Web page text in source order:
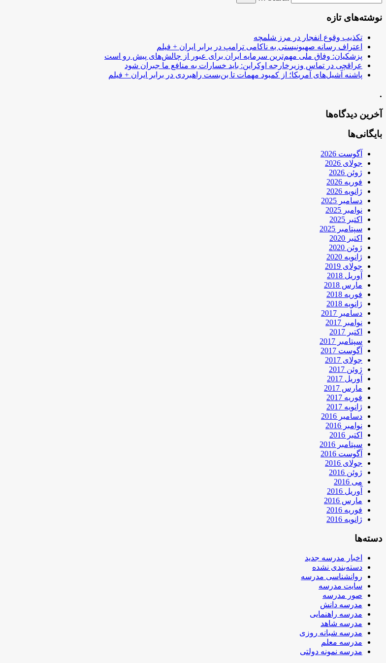
نوشته‌های تازه
تکذیب وقوع انفجار در مرز شلمچه
اعتراف رسانه صهیونیستی به ناکامی ترامپ در برابر ایران + فیلم
پزشکیان: وفاق ملی مهم‌ترین سرمایه ایران برای عبور از چالش‌های پیش رو است
عراقچی در تماس وزیرخارجه اوکراین: باید خسارات به منافع ما جبران شود
پاشنه آشیل‌های آمریکا؛ از کمبود مهمات تا بن‌بست راهبردی در برابر ایران + فیلم
.
آخرین دیدگاه‌ها
بایگانی‌ها
آگوست 2026
جولای 2026
ژوئن 2026
فوریه 2026
ژانویه 2026
دسامبر 2025
نوامبر 2025
اکتبر 2025
سپتامبر 2025
اکتبر 2020
ژوئن 2020
ژانویه 2020
جولای 2019
آوریل 2018
مارس 2018
فوریه 2018
ژانویه 2018
دسامبر 2017
نوامبر 2017
اکتبر 2017
سپتامبر 2017
آگوست 2017
جولای 2017
ژوئن 2017
آوریل 2017
مارس 2017
فوریه 2017
ژانویه 2017
دسامبر 2016
نوامبر 2016
اکتبر 2016
سپتامبر 2016
آگوست 2016
جولای 2016
ژوئن 2016
می 2016
آوریل 2016
مارس 2016
فوریه 2016
ژانویه 2016
دسته‌ها
اخبار مدرسه جدید
دسته‌بندی نشده
روانشناسی مدرسه
سایت مدرسه
صور مدرسه
مدرسه دانش
مدرسه راهنمایی
مدرسه شاهد
مدرسه شبانه روزی
مدرسه معلم
مدرسه نمونه دولتی